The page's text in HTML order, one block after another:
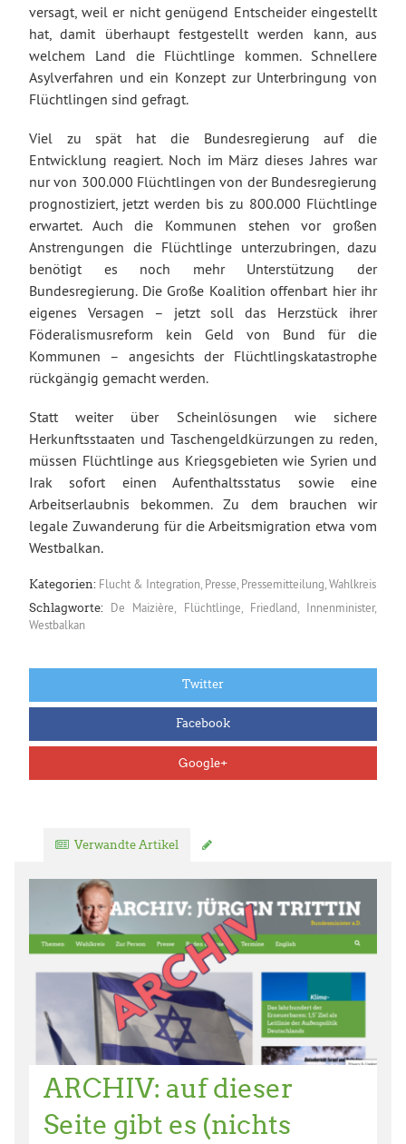
versagt, weil er nicht genügend Entscheider eingestellt
hat, damit überhaupt festgestellt werden kann, aus
welchem Land die Flüchtlinge kommen. Schnellere
Asylverfahren und ein Konzept zur Unterbringung von
Flüchtlingen sind gefragt.
Viel zu spät hat die Bundesregierung auf die
Entwicklung reagiert. Noch im März dieses Jahres war
nur von 300.000 Flüchtlingen von der Bundesregierung
prognostiziert, jetzt werden bis zu 800.000 Flüchtlinge
erwartet. Auch die Kommunen stehen vor großen
Anstrengungen die Flüchtlinge unterzubringen, dazu
benötigt es noch mehr Unterstützung der
Bundesregierung. Die Große Koalition offenbart hier ihr
eigenes Versagen – jetzt soll das Herzstück ihrer
Föderalismusreform kein Geld von Bund für die
Kommunen – angesichts der Flüchtlingskatastrophe
rückgängig gemacht werden.
Statt weiter über Scheinlösungen wie sichere
Herkunftsstaaten und Taschengeldkürzungen zu reden,
müssen Flüchtlinge aus Kriegsgebieten wie Syrien und
Irak sofort einen Aufenthaltsstatus sowie eine
Arbeitserlaubnis bekommen. Zu dem brauchen wir
legale Zuwanderung für die Arbeitsmigration etwa vom
Westbalkan.
Kategorien: Flucht & Integration Presse Pressemitteilung Wahlkreis
Schlagworte: De Maizière Flüchtlinge Friedland Innenminister,
Westbalkan
Twitter
Facebook
Google+
Verwandte Artikel
ARCHIV: auf dieser
Seite gibt es (nichts